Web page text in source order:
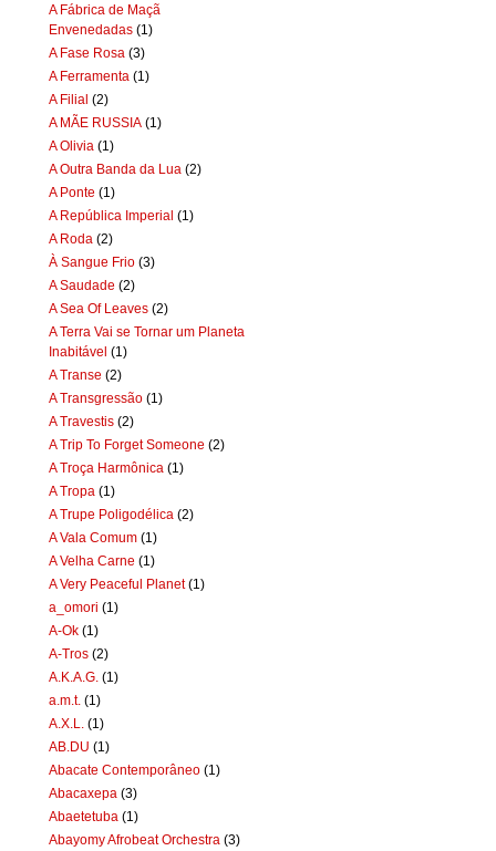
A Fábrica de Maçã
Envenedadas (1)
A Fase Rosa (3)
A Ferramenta (1)
A Filial (2)
A MÃE RUSSIA (1)
A Olivia (1)
A Outra Banda da Lua (2)
A Ponte (1)
A República Imperial (1)
A Roda (2)
À Sangue Frio (3)
A Saudade (2)
A Sea Of Leaves (2)
A Terra Vai se Tornar um Planeta
Inabitável (1)
A Transe (2)
A Transgressão (1)
A Travestis (2)
A Trip To Forget Someone (2)
A Troça Harmônica (1)
A Tropa (1)
A Trupe Poligodélica (2)
A Vala Comum (1)
A Velha Carne (1)
A Very Peaceful Planet (1)
a_omori (1)
A-Ok (1)
A-Tros (2)
A.K.A.G. (1)
a.m.t. (1)
A.X.L.
(1)
AB.DU (1)
Abacate Contemporâneo (1)
Abacaxepa (3)
Abaetetuba (1)
Abayomy Afrobeat Orchestra (3)